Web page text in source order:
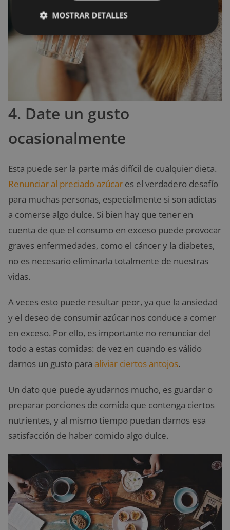
4. Date un gusto
ocasionalmente
Esta puede ser la parte más difícil de cualquier dieta.
Renunciar al preciado azúcar es el verdadero desafío
para muchas personas, especialmente si son adictas
a comerse algo dulce. Si bien hay que tener en
cuenta de que el consumo en exceso puede provocar
graves enfermedades, como el cáncer y la diabetes,
no es necesario eliminarla totalmente de nuestras
vidas.
A veces esto puede resultar peor, ya que la ansiedad
y el deseo de consumir azúcar nos conduce a comer
en exceso. Por ello, es importante no renunciar del
todo a estas comidas: de vez en cuando es válido
darnos un gusto para aliviar ciertos antojos.
Un dato que puede ayudarnos mucho, es guardar o
preparar porciones de comida que contenga ciertos
nutrientes, y al mismo tiempo puedan darnos esa
satisfacción de haber comido algo dulce.
MOSTRAR DETALLES